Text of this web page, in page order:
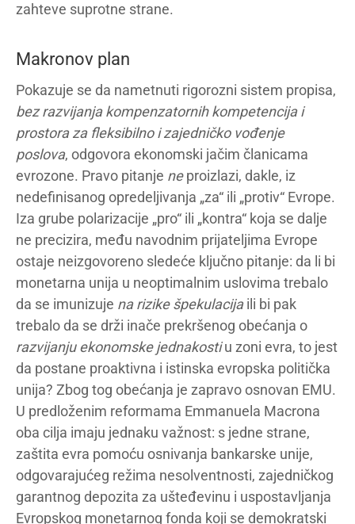
zahteve suprotne strane.
Makronov plan
Pokazuje se da nametnuti rigorozni sistem propisa,
bez razvijanja kompenzatornih kompetencija i
prostora za fleksibilno i zajedničko vođenje
poslova, odgovora ekonomski jačim članicama
evrozone. Pravo pitanje neproizlazi, dakle, iz
nedefinisanog opredeljivanja „za“ ili „protiv“ Evrope.
Iza grube polarizacije „pro“ ili „kontra“ koja se dalje
ne precizira, među navodnim prijateljima Evrope
ostaje neizgovoreno sledeće ključno pitanje: da li bi
monetarna unija u neoptimalnim uslovima trebalo
da se imunizuje na rizike špekulacijaili bi pak
trebalo da se drži inače prekršenog obećanja o
razvijanju ekonomske jednakostiu zoni evra, to jest
da postane proaktivna i istinska evropska politička
unija? Zbog tog obećanja je zapravo osnovan EMU.
U predloženim reformama Emmanuela Macrona
oba cilja imaju jednaku važnost: s jedne strane,
zaštita evra pomoću osnivanja bankarske unije,
odgovarajućeg režima nesolventnosti, zajedničkog
garantnog depozita za ušteđevinu i uspostavljanja
Evropskog monetarnog fonda koji se demokratski